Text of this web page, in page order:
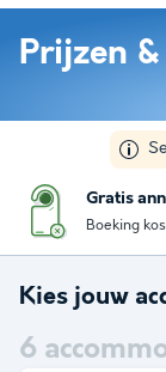
Prijzen
Gratis
Boeking
Kies jouw
6